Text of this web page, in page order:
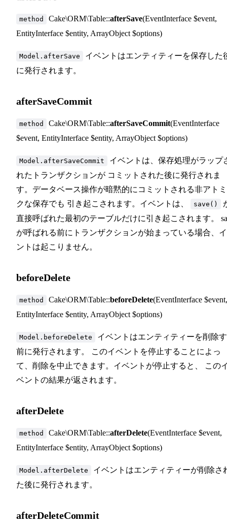
method Cake\ORM\Table::afterSave(EventInterface $event,
EntityInterface $entity, ArrayObject $options)
Model.afterSave
イベントはエンティティーを保存した
に発行されます。
afterSaveCommit
method Cake\ORM\Table::afterSaveCommit(EventInterface
$event, EntityInterface $entity, ArrayObject $options)
Model.afterSaveCommit
イベントは、保存処理がラップ
れたトランザクションが コミットされた後に発行されま
す。データベース操作が暗黙的にコミットされる非アト
クな保存でも 引き起こされます。イベントは、
save()
直接呼ばれた最初のテーブルだけに引き起こされます。
が呼ばれる前にトランザクションが始まっている場合、
ントは起こりません。
beforeDelete
method Cake\ORM\Table::beforeDelete(EventInterface $event,
EntityInterface $entity, ArrayObject $options)
Model.beforeDelete
イベントはエンティティーを削除
前に発行されます。 このイベントを停止することによっ
て、削除を中止できます。イベントが停止すると、 この
ベントの結果が返されます。
afterDelete
method Cake\ORM\Table::afterDelete(EventInterface $event,
EntityInterface $entity, ArrayObject $options)
Model.afterDelete
イベントはエンティティーが削除さ
た後に発行されます。
afterDeleteCommit